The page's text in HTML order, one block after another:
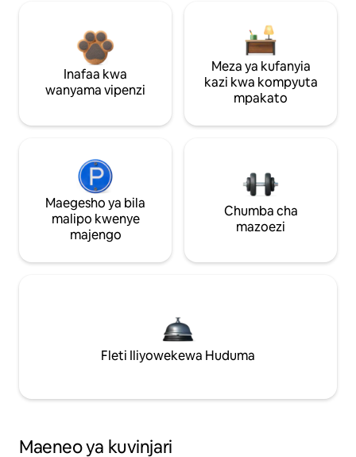
Inafaa kwa
wanyama vipenzi
Meza ya kufanyia
kazi kwa kompyuta
mpakato
Maegesho ya bila
malipo kwenye
majengo
Chumba cha
mazoezi
Fleti Iliyowekewa Huduma
Maeneo ya kuvinjari